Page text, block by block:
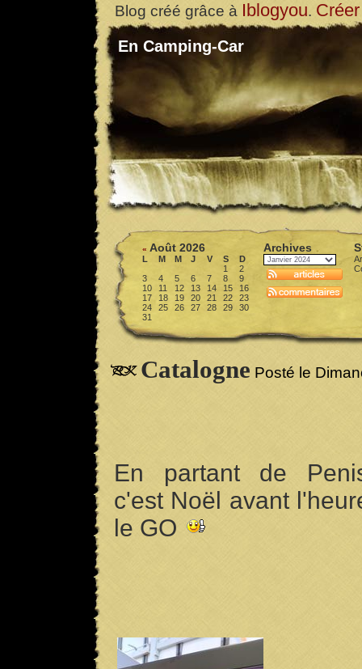
Blog créé grâce à Iblogyou.
En Camping-Car
« Août 2026
L M M J V S
D
1
2
3
4 5 6 7 8
9
10
11 12 13 14 15
16
17
18 19 20 21 22
23
24
25 26 27 28 29
30
31
Archives
Catalogne Posté le
En partant de
c'est Noël avant
le GO